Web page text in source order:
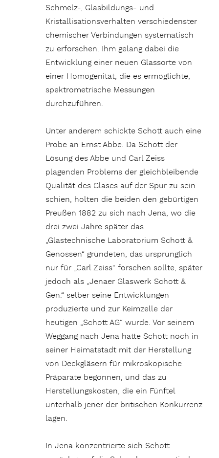
Schmelz-, Glasbildungs- und
Kristallisationsverhalten verschiedenster
chemischer Verbindungen systematisch
zu erforschen. Ihm gelang dabei die
Entwicklung einer neuen Glassorte von
einer Homogenität, die es ermöglichte,
spektrometrische Messungen
durchzuführen.
Unter anderem schickte Schott auch eine
Probe an Ernst Abbe. Da Schott der
Lösung des Abbe und Carl Zeiss
plagenden Problems der gleichbleibende
Qualität des Glases auf der Spur zu sein
schien, holten die beiden den gebürtigen
Preußen 1882 zu sich nach Jena, wo die
drei zwei Jahre später das
„Glastechnische Laboratorium Schott &
Genossen“ gründeten, das ursprünglich
nur für „Carl Zeiss“ forschen sollte, später
jedoch als „Jenaer Glaswerk Schott &
Gen.“ selber seine Entwicklungen
produzierte und zur Keimzelle der
heutigen „Schott AG“ wurde. Vor seinem
Weggang nach Jena hatte Schott noch in
seiner Heimatstadt mit der Herstellung
von Deckgläsern für mikroskopische
Präparate begonnen, und das zu
Herstellungskosten, die ein Fünftel
unterhalb jener der britischen Konkurrenz
lagen.
In Jena konzentrierte sich Schott